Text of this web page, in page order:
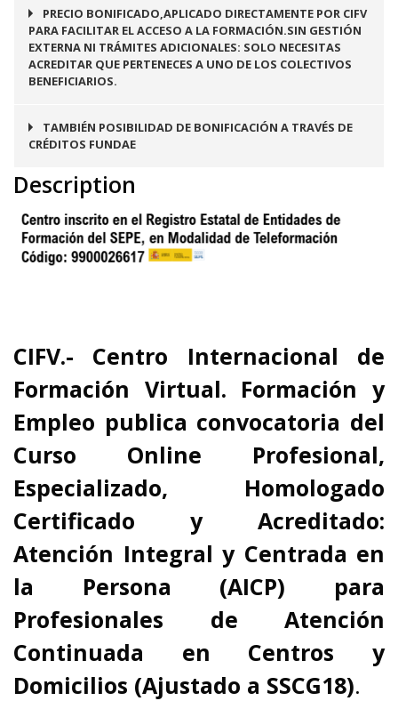
PRECIO BONIFICADO,APLICADO DIRECTAMENTE POR CIFV
PARA FACILITAR EL ACCESO A LA FORMACIÓN.SIN GESTIÓN
EXTERNA NI TRÁMITES ADICIONALES: SOLO NECESITAS
ACREDITAR QUE PERTENECES A UNO DE LOS COLECTIVOS
BENEFICIARIOS.
TAMBIÉN POSIBILIDAD DE BONIFICACIÓN A TRAVÉS DE
CRÉDITOS FUNDAE
Description
CIFV.- Centro Internacional de
Formación Virtual. Formación y
Empleo publica convocatoria del
Curso Online Profesional,
Especializado, Homologado
Certificado y Acreditado:
Atención Integral y Centrada en
la Persona (AICP) para
Profesionales de Atención
Continuada en Centros y
Domicilios (Ajustado a SSCG18).